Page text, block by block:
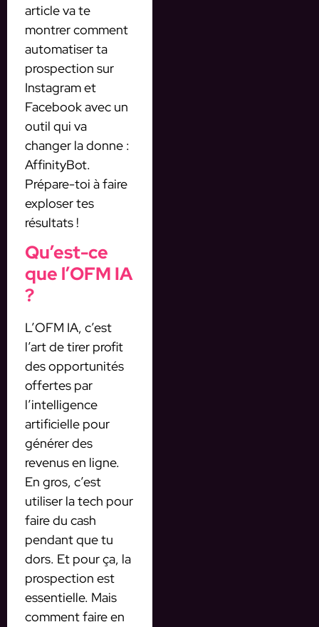
article va te
montrer comment
automatiser ta
prospection sur
Instagram et
Facebook avec un
outil qui va
changer la donne :
AffinityBot.
Prépare-toi à faire
exploser tes
résultats !
Qu’est-ce
que l’OFM IA
?
L’OFM IA, c’est
l’art de tirer profit
des opportunités
offertes par
l’intelligence
artificielle pour
générer des
revenus en ligne.
En gros, c’est
utiliser la tech pour
faire du cash
pendant que tu
dors. Et pour ça, la
prospection est
essentielle. Mais
comment faire en